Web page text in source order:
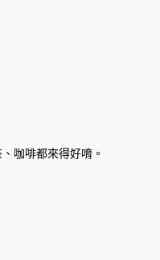
咖啡都來得好唷。